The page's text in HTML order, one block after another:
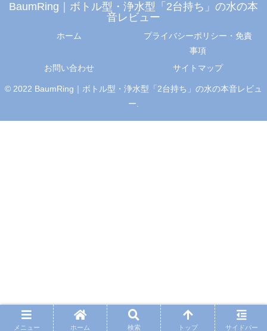
BaumRing｜ボトル型・浄水型「2台持ち」の水の本
音レビュー
ホーム
プライバシーポリシー・免責
事項
お問い合わせ
サイトマップ
© 2022 BaumRing｜ボトル型・浄水型「2台持ち」の水の本音レビュ
ー.
メニュー ホーム 検索 トップ サイドバー